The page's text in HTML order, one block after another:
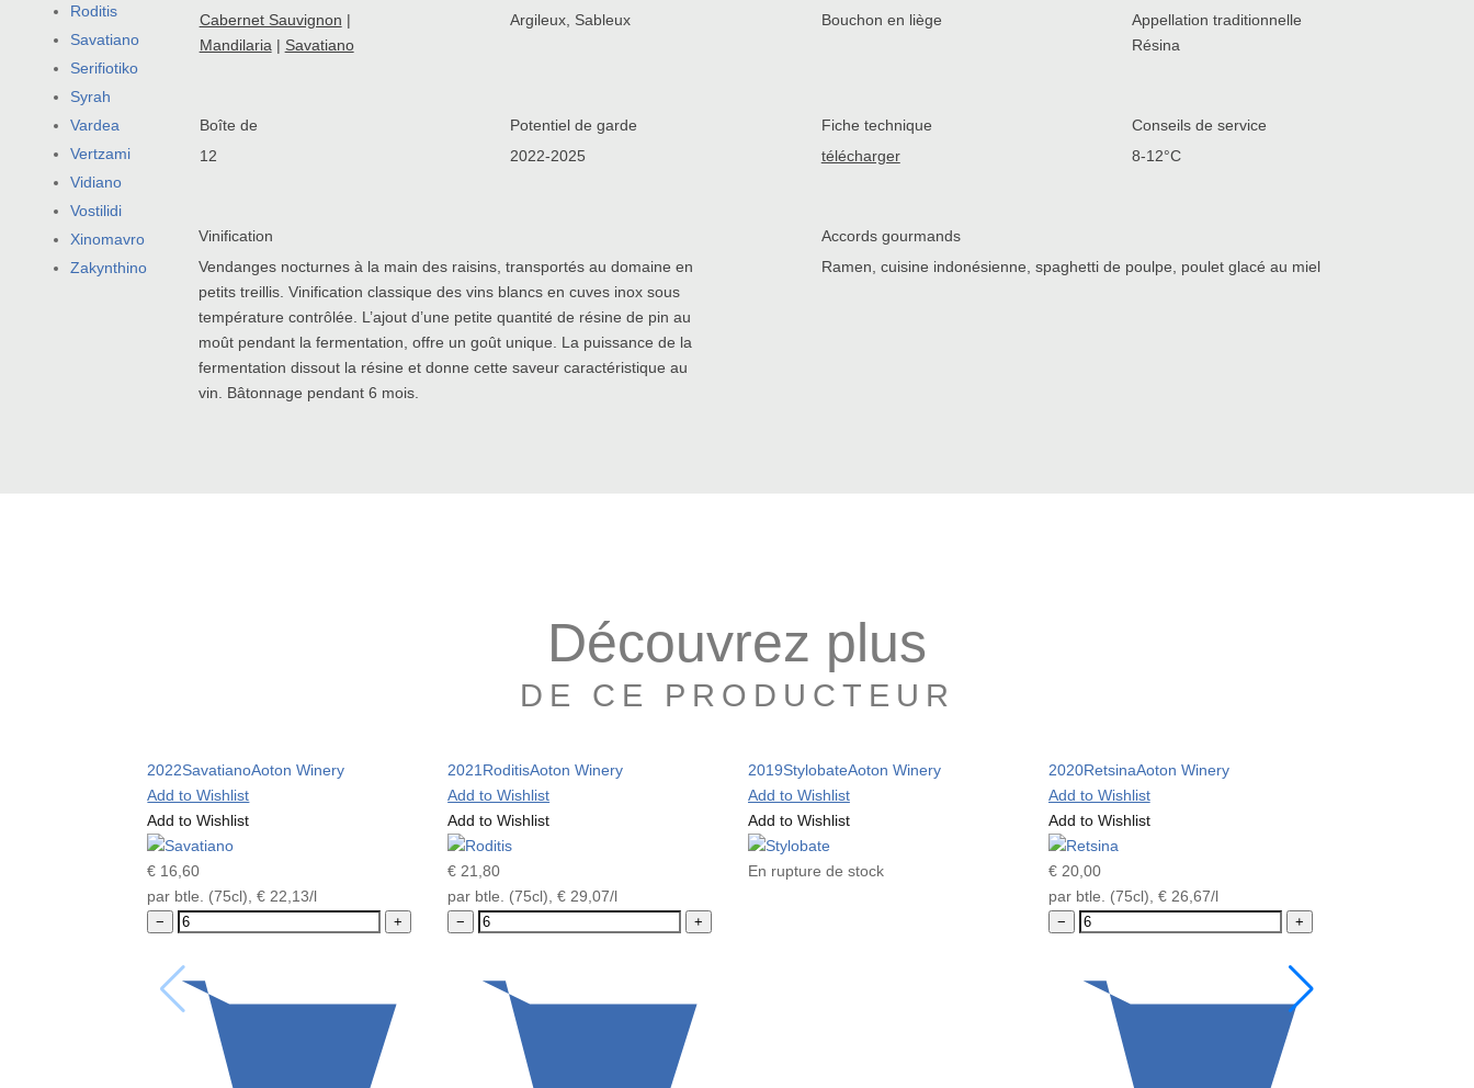
Roditis
Savatiano
Serifiotiko
Syrah
Vardea
Vertzami
Vidiano
Vostilidi
Xinomavro
Zakynthino
Cabernet Sauvignon |
Mandilaria| Savatiano
Argileux, Sableux
Bouchon en liège
Appellation traditionnelle
Résina
Boîte de
12
Potentiel de garde
2022-2025
Fiche technique
télécharger
Conseils de service
8-12°C
Vinification
Vendanges nocturnes à la main des raisins, transportés au domaine en
petits treillis. Vinification classique des vins blancs en cuves inox sous
température contrôlée. L’ajout d’une petite quantité de résine de pin au
moût pendant la fermentation, offre un goût unique. La puissance de la
fermentation dissout la résine et donne cette saveur caractéristique au
vin. Bâtonnage pendant 6 mois.
Accords gourmands
Ramen, cuisine indonésienne, spaghetti de poulpe, poulet glacé au miel
Découvrez plus
DE CE PRODUCTEUR
2022SavatianoAoton Winery
Add to Wishlist
Add to Wishlist
€ 16,60
par btle. (75cl),€ 22,13/l
− +
2021 RoditisAoton Winery
Add to Wishlist
Add to Wishlist
€ 21,80
par btle. (75cl),€ 29,07/l
− +
2019StylobateAoton Winery
Add to Wishlist
Add to Wishlist
En rupture de stock
2020RetsinaAoton Winery
Add to Wishlist
Add to Wishlist
€20,00
par btle. (75cl), €26,67/l
− +